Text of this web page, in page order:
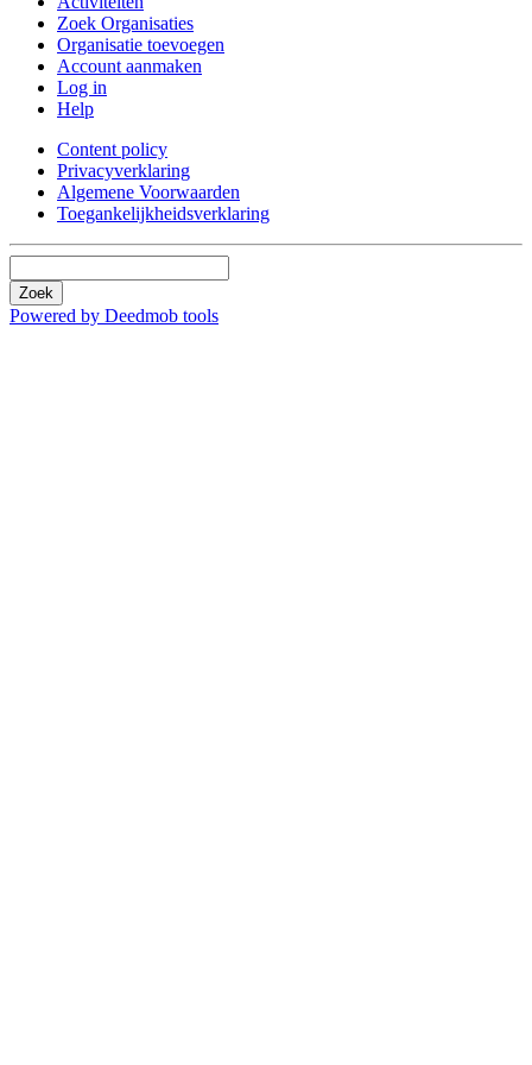
Zoek Organisaties
Organisatie toevoegen
Account aanmaken
Log in
Help
Content policy
Privacyverklaring
Algemene Voorwaarden
Toegankelijkheidsverklaring
Zoek
Powered by Deedmob tools